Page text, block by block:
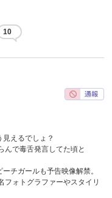
10
えるでしょ？
んで毒舌発言してた頃と
チガールも予告映像解禁。
フォトグラファーやスタイリ